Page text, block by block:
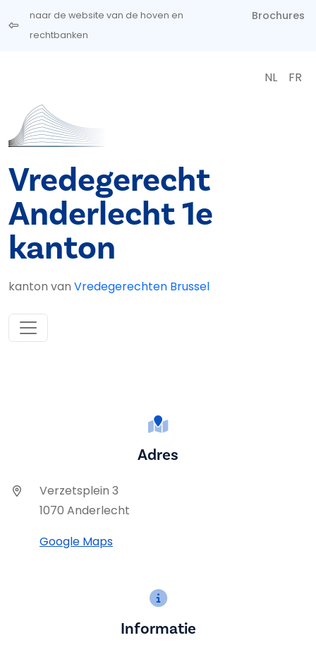
Overslaan en naar de inhoud gaan
naar de website van de hoven en
rechtbanken
Brochures
NL FR
Vredegerecht
Anderlecht 1e
kanton
kanton van Vredegerechten Brussel
Adres
Verzetsplein 3
1070 Anderlecht
Google Maps
Informatie